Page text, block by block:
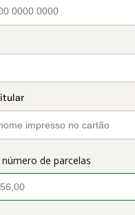
de parcelas